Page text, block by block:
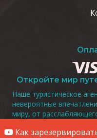
Откройте мир
Наше туристическое
невероятные
миру, от
захватывающих туров в
Как